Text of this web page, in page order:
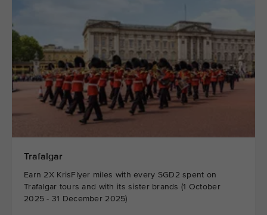
Trafalgar
Earn 2X KrisFlyer miles with every SGD2 spent on
Trafalgar tours and with its sister brands (1 October
2025 - 31 December 2025)